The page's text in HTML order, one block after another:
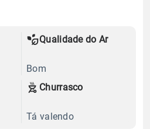
Qualidade do Ar
Bom
Churrasco
Tá valendo